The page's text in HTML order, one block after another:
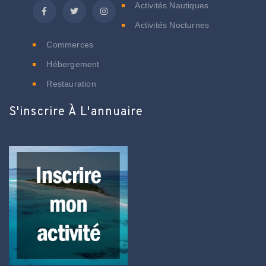
Activités Nautiques
Activités Nocturnes
Commerces
Hébergement
Restauration
S'inscrire À L'annuaire